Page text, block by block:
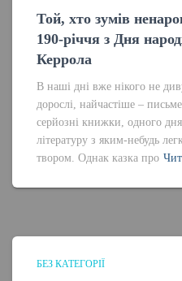
Той, хто зумів
190-річчя з Дня
Керрола
В наші дні вже нікого не
дорослі, найчастіше –
серйозні книжки, одного
літературу з яким-небудь
твором. Однак казка про
БЕЗ КАТЕГОРІЇ